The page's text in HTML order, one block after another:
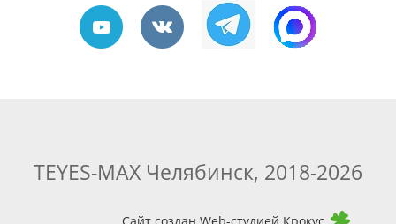
TEYES-MAX Челябинск, 2018-2026